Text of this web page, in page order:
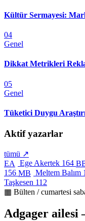
Kültür Sermayesi:
04
Genel
Dikkat Metrikleri
05
Genel
Tüketici Duygu
Aktif yazarlar
tümü ↗
EA
Ege Akertek 164
156 MB Meltem Balım
Taşkesen 112
▦ Bülten / cumartesi
Adgager ailesi